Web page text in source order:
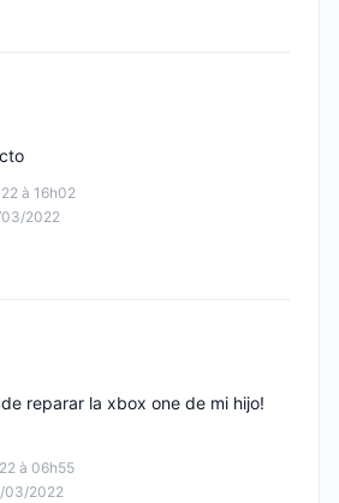
à 16h02
03/2022
à 06h55
03/2022
reparar la xbox one de mi hijo!